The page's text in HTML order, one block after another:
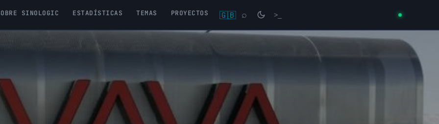
SINOLOGIC ESTADÍSTICAS TEMAS PROYECTOS 🇬🇧 ⌕ >_